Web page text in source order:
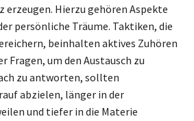
erzeugen. Hierzu gehören Aspekte
persönliche Träume. Taktiken, die
beinhalten aktives Zuhören
Fragen, um den Austausch zu
zu antworten, sollten
abzielen, länger in der
und tiefer in die Materie